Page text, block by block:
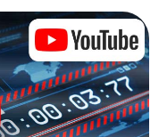
je jezelf binnen een
Met deze
heel Jyväskylä
voor jouw
en toegang tot
jij toegang tot onze
door interactieve